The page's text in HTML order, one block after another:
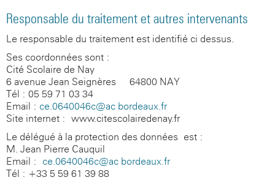
Responsable du traitement et autres intervenants
Le responsable du traitement est identifié ci-dessus.
Ses coordonnées sont :
Cité Scolaire de Nay
6 avenue Jean Seignères
64800 NAY
Tél : 05 59 71 03 34
Email : ce.0640046c@ac-bordeaux.fr
Site internet : www.citescolairedenay.fr
Le délégué à la protection des données est :
M. Jean-Pierre Cauquil
Email : ce.0640046c@ac-bordeaux.fr
Tél : +33 5 59 61 39 88